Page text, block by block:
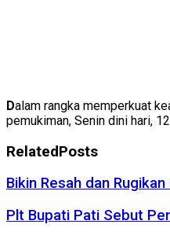
Dalam rangka memperkuat
pemukiman, Senin dini hari,
RelatedPosts
Bikin Resah dan
Plt Bupati Pati Sebut